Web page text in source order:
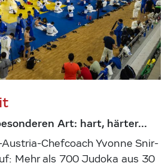
Art: hart, härter...
Chefcoach Yvonne Snir-
Mehr als 700 Judoka aus 30